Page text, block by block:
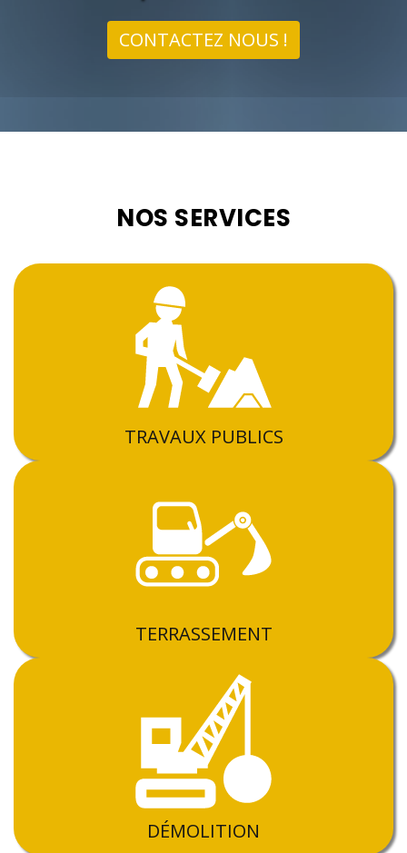
CONTACTEZ NOUS !
NOS SERVICES
TRAVAUX PUBLICS
TERRASSEMENT
DÉMOLITION